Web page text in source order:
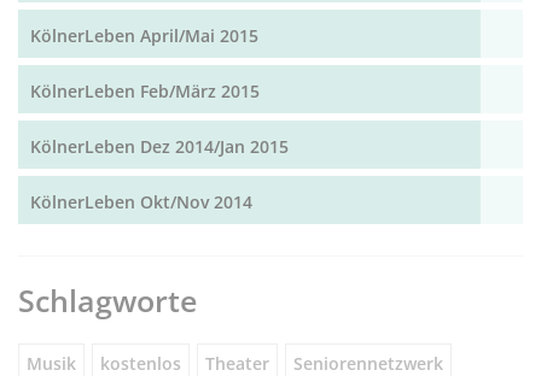
KölnerLeben April/Mai 2015
KölnerLeben Feb/März 2015
KölnerLeben Dez 2014/Jan 2015
KölnerLeben Okt/Nov 2014
Schlagworte
Musik kostenlos Theater Seniorennetzwerk